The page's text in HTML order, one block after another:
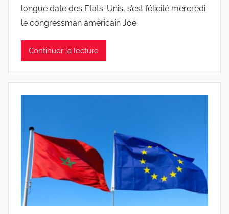
longue date des Etats-Unis, s’est félicité mercredi
le congressman américain Joe
Continuer la lecture